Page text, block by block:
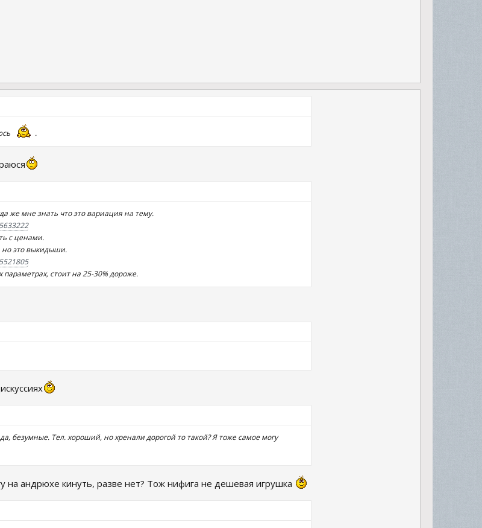
.
же мне знать что это вариация на тему.
с ценами.
но это выкидыши.
стоит на 25-30% дороже.
безумные. Тел. хороший, но хренали дорогой то такой? Я тоже самое могу
на андрюхе кинуть, разве нет? Тож нифига не дешевая игрушка